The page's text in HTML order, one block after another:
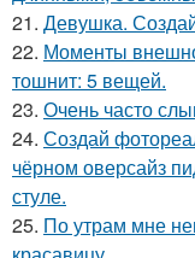
21. Девушка.
22. Моменты
тошнит: 5 вещей.
23. Очень часто
24. Создай
чёрном оверсайз
стуле.
25. По утрам мне